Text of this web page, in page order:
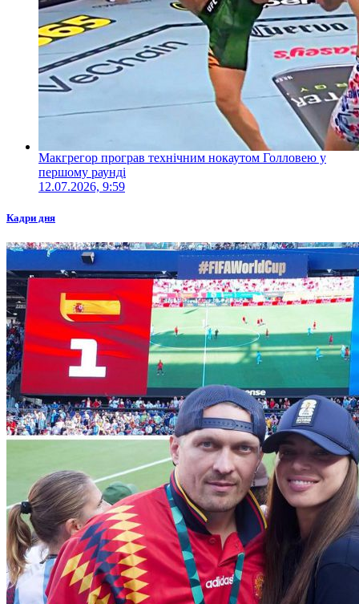
Макгрегор програв технічним нокаутом Голловею у
першому раунді
12.07.2026, 9:59
Кадри дня